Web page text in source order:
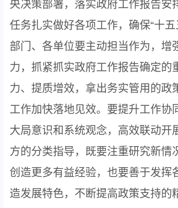
央决策部署，落实政府工作报告安
任务扎实做好各项工作，确保“十
部门、各单位要主动担当作为，增
力，抓紧抓实政府工作报告确定的
力、提质增效，拿出务实管用的政
工作加快落地见效。要提升工作协
大局意识和系统观念，高效联动开
方的分类指导，既要注重研究新情
创造更多有益经验，也要善于发挥
造发展特色，不断提高政策支持的